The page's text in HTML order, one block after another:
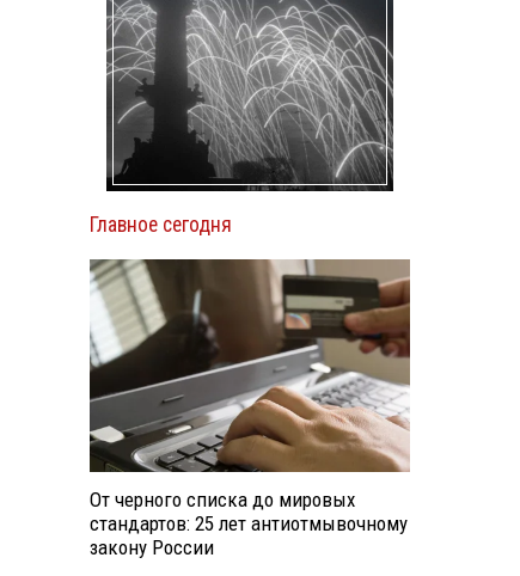
Главное сегодня
От черного списка до мировых
стандартов: 25 лет антиотмывочному
закону России